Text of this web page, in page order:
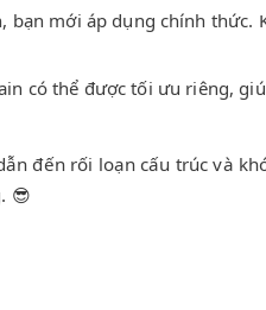
mới áp dụng chính thức.
có thể được tối ưu riêng,
đến rối loạn cấu trúc và
😎